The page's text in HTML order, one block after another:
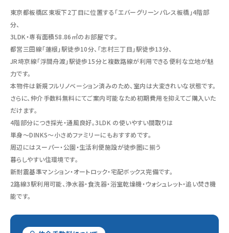
東京都板橋区東坂下2丁目に位置する「エバーグリーンパレス板橋」4階部
分、
3LDK・専有面積58.86㎡のお部屋です。
都営三田線「蓮根」駅徒歩10分、「志村三丁目」駅徒歩13分、
JR埼京線「浮間舟渡」駅徒歩15分と複数路線が利用できる便利な立地が魅
力です。
本物件は新規フルリノベーション済みのため、室内は大変きれいな状態です。
さらに、仲介手数料無料にてご案内可能なため初期費用を抑えてご購入いた
だけます。
4階部分につき採光・通風良好。3LDK の使いやすい間取りは
単身〜DINKS〜小さめファミリーにもおすすめです。
周辺にはスーパー・公園・生活利便施設が徒歩圏に揃う
暮らしやすい住環境です。
新耐震基準マンション・オートロック・宅配ボックス完備です。
2路線3駅利用可能、浄水器・食洗器・浴室乾燥機・ウォシュレット・追い焚き機
能です。